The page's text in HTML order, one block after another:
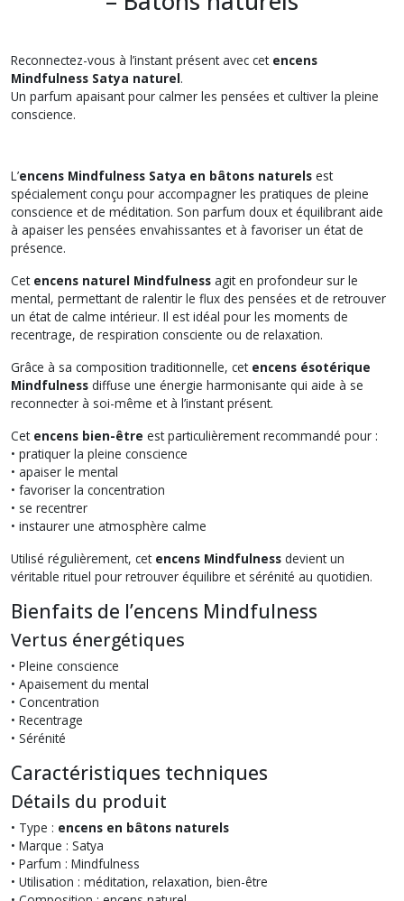
Reconnectez-vous à l’instant présent avec cet encens
Mindfulness Satya naturel.
Un parfum apaisant pour calmer les pensées et cultiver la pleine
conscience.
L’encens Mindfulness Satya en bâtons naturels est
spécialement conçu pour accompagner les pratiques de pleine
conscience et de méditation. Son parfum doux et équilibrant aide
à apaiser les pensées envahissantes et à favoriser un état de
présence.
Cet encens naturel Mindfulness agit en profondeur sur le
mental, permettant de ralentir le flux des pensées et de retrouver
un état de calme intérieur. Il est idéal pour les moments de
recentrage, de respiration consciente ou de relaxation.
Grâce à sa composition traditionnelle, cet encens ésotérique
Mindfulness diffuse une énergie harmonisante qui aide à se
reconnecter à soi-même et à l’instant présent.
Cet encens bien-être est particulièrement recommandé pour :
• pratiquer la pleine conscience
• apaiser le mental
• favoriser la concentration
• se recentrer
• instaurer une atmosphère calme
Utilisé régulièrement, cet encens Mindfulness devient un
véritable rituel pour retrouver équilibre et sérénité au quotidien.
Bienfaits de l’encens Mindfulness
Vertus énergétiques
• Pleine conscience
• Apaisement du mental
• Concentration
• Recentrage
• Sérénité
Caractéristiques techniques
Détails du produit
• Type : encens en bâtons naturels
• Marque : Satya
• Parfum : Mindfulness
• Utilisation : méditation, relaxation, bien-être